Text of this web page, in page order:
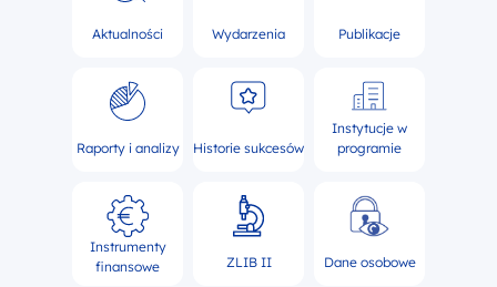
Aktualności Wydarzenia Publikacje
Raporty i analizy Historie sukcesów
Instytucje w
programie
Instrumenty
finansowe
ZLIB II Dane osobowe